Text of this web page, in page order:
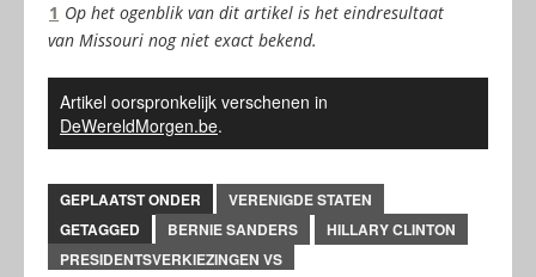
1 Op het ogenblik van dit artikel is het eindresultaat
van Missouri nog niet exact bekend.
Artikel oorspronkelijk verschenen in
DeWereldMorgen.be.
GEPLAATST ONDER
VERENIGDE STATEN
GETAGGED
BERNIE SANDERS
HILLARY CLINTON
PRESIDENTSVERKIEZINGEN VS